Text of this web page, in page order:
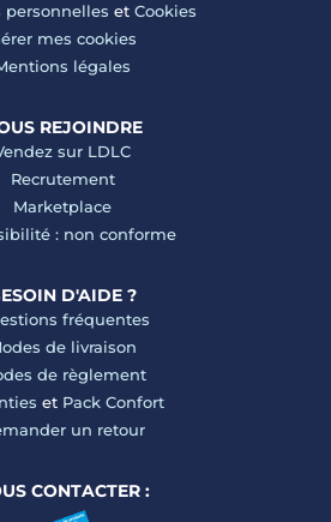
personnelles et Cookies
mes cookies
légales
REJOINDRE
sur LDLC
Recrutement
Marketplace
: non conforme
D'AIDE ?
fréquentes
de livraison
de règlement
et Pack Confort
un retour
CONTACTER :